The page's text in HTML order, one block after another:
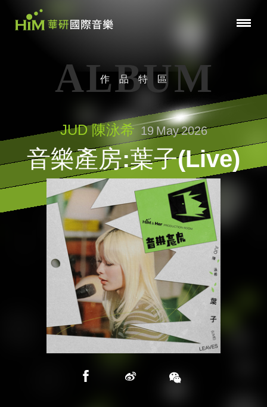
作品特區
ALBUM
JUD 陳泳希 May2026
19
音樂產房:葉子(Live)